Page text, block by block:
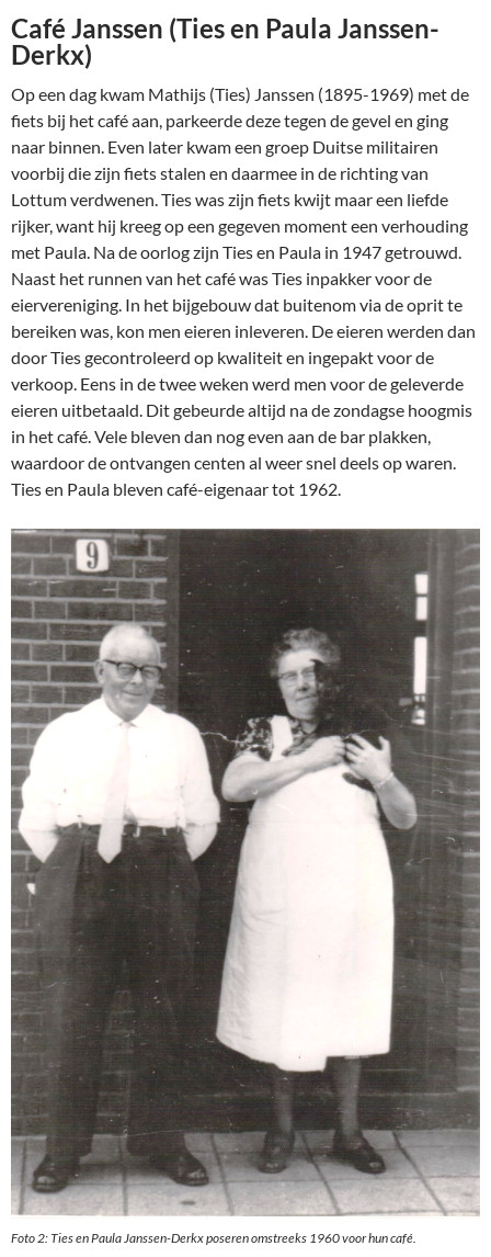
Café Janssen (Ties en Paula Janssen-
Derkx)
Op een dag kwam Mathijs (Ties) Janssen (1895-1969) met de
fiets bij het café aan, parkeerde deze tegen de gevel en ging
naar binnen. Even later kwam een groep Duitse militairen
voorbij die zijn fiets stalen en daarmee in de richting van
Lottum verdwenen. Ties was zijn fiets kwijt maar een liefde
rijker, want hij kreeg op een gegeven moment een verhouding
met Paula. Na de oorlog zijn Ties en Paula in 1947 getrouwd.
Naast het runnen van het café was Ties inpakker voor de
eiervereniging. In het bijgebouw dat buitenom via de oprit te
bereiken was, kon men eieren inleveren. De eieren werden dan
door Ties gecontroleerd op kwaliteit en ingepakt voor de
verkoop. Eens in de twee weken werd men voor de geleverde
eieren uitbetaald. Dit gebeurde altijd na de zondagse hoogmis
in het café. Vele bleven dan nog even aan de bar plakken,
waardoor de ontvangen centen al weer snel deels op waren.
Ties en Paula bleven café-eigenaar tot 1962.
Foto 2: Ties en Paula Janssen-Derkx poseren omstreeks 1960 voor hun café.